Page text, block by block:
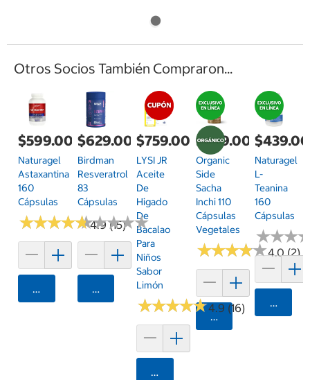
Otros Socios También Compraron...
$599.00
Naturagel
Astaxantina
160
Cápsulas
★★★★★
★★★★★4.9 (15)
Agregar
$629.00
Birdman
Resveratrol
83
Cápsulas
★★★★★
★★★★★
Agregar
$759.00
LYSI JR
Aceite
De
Higado
De
Bacalao
Para
Niños
Sabor
Limón
★★★★★
★★★★★4.9 (16)
Agregar
$429.00
Organic
Side
Sacha
Inchi 110
Cápsulas
Vegetales
★★★★★
★★★★★4.0 (2)
Agregar
$439.00
Naturagel
L-
Teanina
160
Cápsulas
★★★
★★★